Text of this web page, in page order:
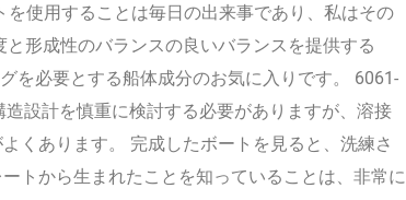
使用することは毎日の出来事であり、私はその
形成性のバランスの良いバランスを提供する
を必要とする船体成分のお気に入りです。 6061-
設計を慎重に検討する必要がありますが、溶接
くあります。 完成したボートを見ると、洗練さ
トから生まれたことを知っていることは、非常に